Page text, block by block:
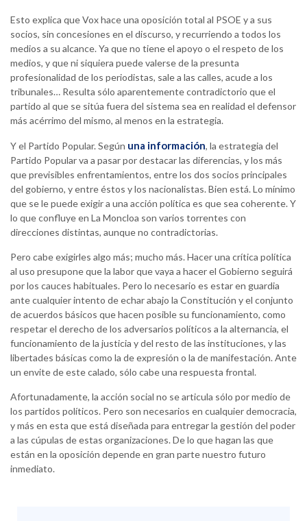
Esto explica que Vox hace una oposición total al PSOE y a sus
socios, sin concesiones en el discurso, y recurriendo a todos los
medios a su alcance. Ya que no tiene el apoyo o el respeto de los
medios, y que ni siquiera puede valerse de la presunta
profesionalidad de los periodistas, sale a las calles, acude a los
tribunales… Resulta sólo aparentemente contradictorio que el
partido al que se sitúa fuera del sistema sea en realidad el defensor
más acérrimo del mismo, al menos en la estrategia.
Y el Partido Popular. Según una información, la estrategia del
Partido Popular va a pasar por destacar las diferencias, y los más
que previsibles enfrentamientos, entre los dos socios principales
del gobierno, y entre éstos y los nacionalistas. Bien está. Lo mínimo
que se le puede exigir a una acción política es que sea coherente. Y
lo que confluye en La Moncloa son varios torrentes con
direcciones distintas, aunque no contradictorias.
Pero cabe exigirles algo más; mucho más. Hacer una crítica política
al uso presupone que la labor que vaya a hacer el Gobierno seguirá
por los cauces habituales. Pero lo necesario es estar en guardia
ante cualquier intento de echar abajo la Constitución y el conjunto
de acuerdos básicos que hacen posible su funcionamiento, como
respetar el derecho de los adversarios políticos a la alternancia, el
funcionamiento de la justicia y del resto de las instituciones, y las
libertades básicas como la de expresión o la de manifestación. Ante
un envite de este calado, sólo cabe una respuesta frontal.
Afortunadamente, la acción social no se articula sólo por medio de
los partidos políticos. Pero son necesarios en cualquier democracia,
y más en esta que está diseñada para entregar la gestión del poder
a las cúpulas de estas organizaciones. De lo que hagan las que
están en la oposición depende en gran parte nuestro futuro
inmediato.